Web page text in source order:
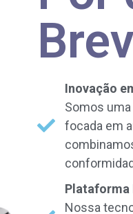
Inovação
Somos
focada em
Plataforma
Nossa